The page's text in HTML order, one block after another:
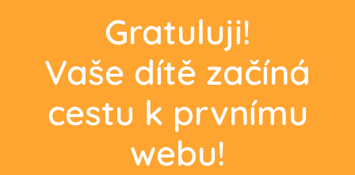
Gratuluji!
Vaše dítě začíná
cestu k prvnímu
webu!